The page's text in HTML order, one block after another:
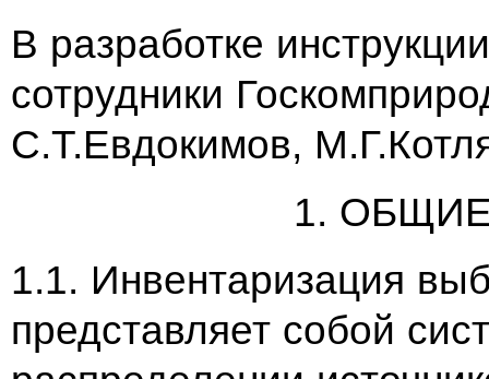
В разработке
сотрудники
С.Т.Евдокимов,
1.
1.1. Инвентаризация
представляет собой